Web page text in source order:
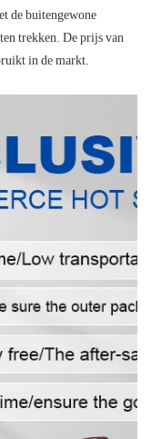
de buitengewone
trekken. De prijs van
in de markt.